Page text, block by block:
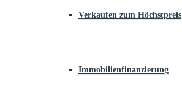
Verkaufen zum Höchstpreis
Immobilienfinanzierung